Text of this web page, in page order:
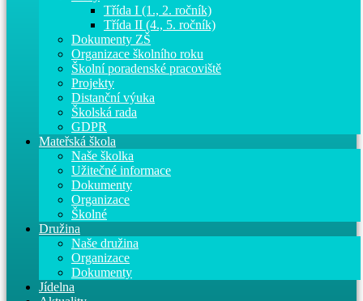
Třída I (1., 2. ročník)
Třída II (4., 5. ročník)
Dokumenty ZŠ
Organizace školního roku
Školní poradenské pracoviště
Projekty
Distanční výuka
Školská rada
GDPR
Mateřská škola
Naše školka
Užitečné informace
Dokumenty
Organizace
Školné
Družina
Naše družina
Organizace
Dokumenty
Jídelna